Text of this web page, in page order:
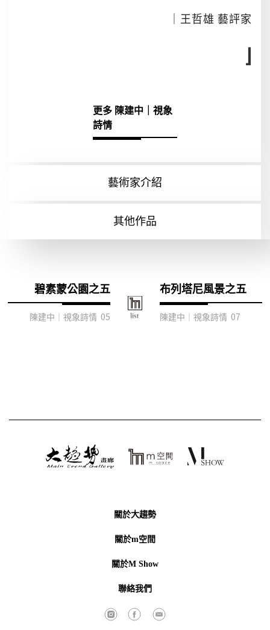
｜王哲雄 藝評家
⌋
更多 陳建中｜視象
詩情
藝術家介紹
其他作品
碧素蒙公園之五
陳建中｜視象詩情 05
布列塔尼風景之五
陳建中｜視象詩情 07
關於大趨勢
關於m空間
關於M Show
聯絡我們